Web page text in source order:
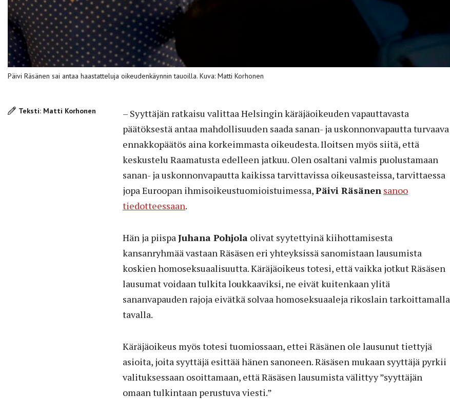
Päivi Räsänen sai antaa haastatteluja oikeudenkäynnin tauoilla. Kuva: Matti Korhonen
Teksti: Matti Korhonen
– Syyttäjän ratkaisu valittaa Helsingin käräjäoikeuden vapauttavasta
päätöksestä antaa mahdollisuuden saada sanan- ja uskonnonvapautta turvaava
ennakkopäätös aina korkeimmasta oikeudesta. Iloitsen myös siitä, että
keskustelu Raamatusta edelleen jatkuu. Olen osaltani valmis puolustamaan
sanan- ja uskonnonvapautta kaikissa tarvittavissa oikeusasteissa, tarvittaessa
jopa Euroopan ihmisoikeustuomioistuimessa,Päivi Räsänen sanoo
tiedotteessaan.
Hän ja piispa Juhana Pohjola olivat syytettyinä kiihottamisesta
kansanryhmää vastaan Räsäsen eri yhteyksissä sanomistaan lausumista
koskien homoseksuaalisuutta. Käräjäoikeus totesi, että vaikka jotkut Räsäsen
lausumat voidaan tulkita loukkaaviksi, ne eivät kuitenkaan ylitä
sananvapauden rajoja eivätkä solvaa homoseksuaaleja rikoslain tarkoittamalla
tavalla.
Käräjäoikeus myös totesi tuomiossaan, ettei Räsänen ole lausunut tiettyjä
asioita, joita syyttäjä esittää hänen sanoneen. Räsäsen mukaan syyttäjä pyrkii
valituksessaan osoittamaan, että Räsäsen lausumista välittyy ”syyttäjän
omaan tulkintaan perustuva viesti.”